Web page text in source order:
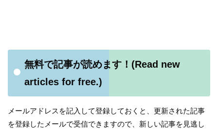
無料で記事が読めます！(Read new
articles for free.)
メールアドレスを記入して登録しておくと、更新された記事
を登録したメールで受信できますので、新しい記事を見逃し